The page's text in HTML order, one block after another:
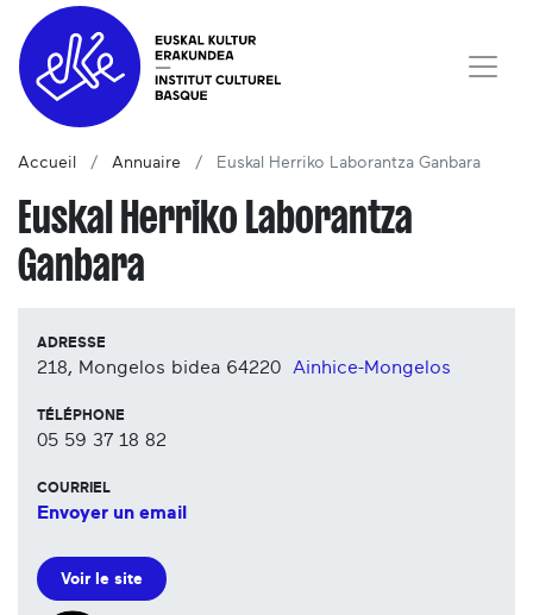
Accueil Annuaire Euskal Herriko Laborantza Ganbara
Euskal Herriko Laborantza
Ganbara
ADRESSE
218, Mongelos bidea 64220 Ainhice-Mongelos
TÉLÉPHONE
05 59 37 18 82
COURRIEL
Envoyer un email
Voir le site